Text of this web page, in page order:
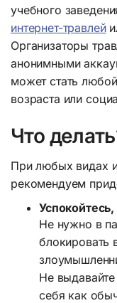
учебного
интернет-травлей
Организаторы
анонимными
может стать
возраста или
Что
При любых видах
рекомендуем
Не нужно в
блокировать
Не
себя как